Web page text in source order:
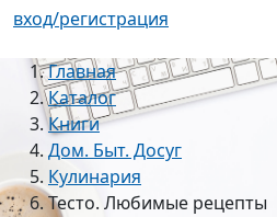
вход/регистрация
Главная
Каталог
Книги
Дом. Быт. Досуг
Кулинария
Тесто. Любимые рецепты